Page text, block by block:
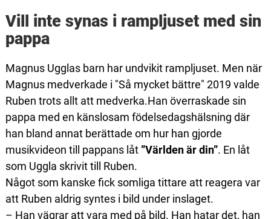
Vill inte synas i rampljuset med sin
pappa
Magnus Ugglas barn har undvikit rampljuset. Men när
Magnus medverkade i "Så mycket bättre" 2019 valde
Ruben trots allt att medverka.Han överraskade sin
pappa med en känslosam födelsedagshälsning där
han bland annat berättade om hur han gjorde
musikvideon till pappans låt”Världen är din”. En låt
som Uggla skrivit till Ruben.
Något som kanske fick somliga tittare att reagera var
att Ruben aldrig syntes i bild under inslaget.
– Han vägrar att vara med på bild. Han hatar det, han